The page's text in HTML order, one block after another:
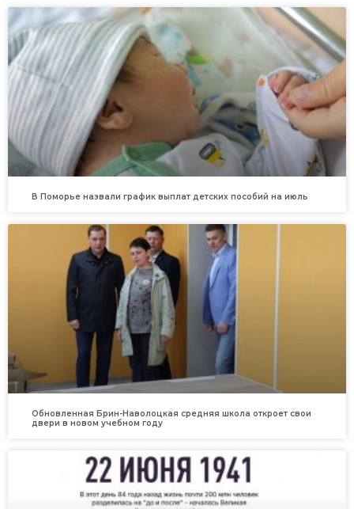
В Поморье назвали график выплат детских пособий на июль
Обновленная Брин-Наволоцкая средняя школа откроет свои
двери в новом учебном году